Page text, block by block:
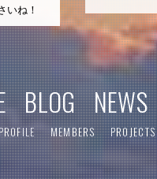
いね！
BLOG NEWS
MEMBERS PROJECTS